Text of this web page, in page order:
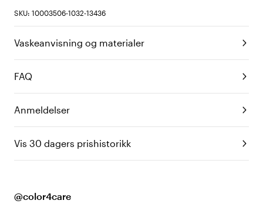
SKU: 10003506-1032-13436
Vaskeanvisning og materialer
FAQ
Anmeldelser
Vis 30 dagers prishistorikk
@color4care